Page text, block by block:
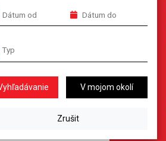
V mojom okolí